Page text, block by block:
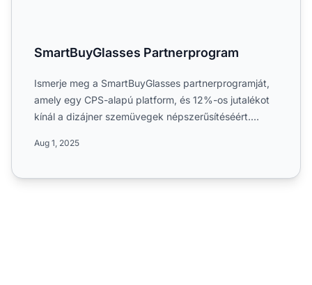
SmartBuyGlasses Partnerprogram
Ismerje meg a SmartBuyGlasses partnerprogramját,
amely egy CPS-alapú platform, és 12%-os jutalékot
kínál a dizájner szemüvegek népszerűsítéséért.
Aug 1, 2025